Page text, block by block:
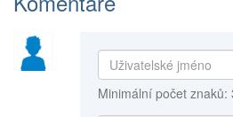
Minimální počet znaků: